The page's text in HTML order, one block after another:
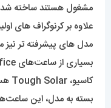
مشغول هستند ساخته
مدل های پیشرفته تر نیز
کاسیو، Tough Solar هستند.
بسته به مدل، این